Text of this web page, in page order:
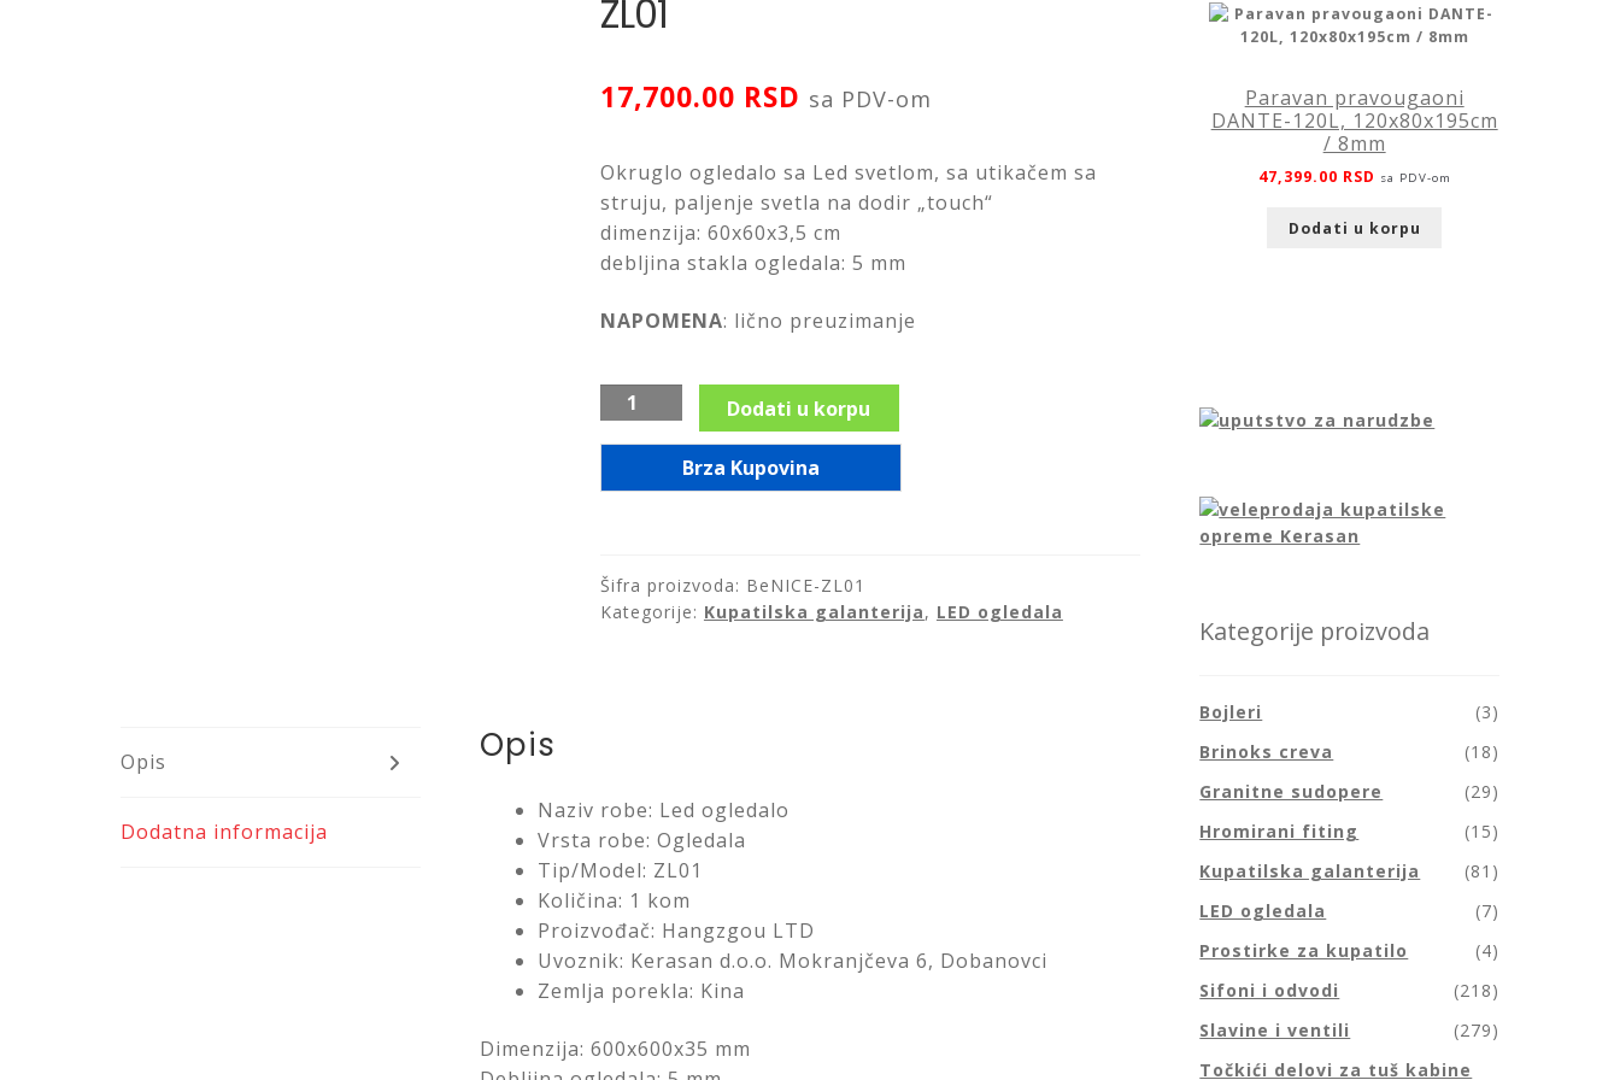
ZL01
17,700.00 RSD sa PDV-om
Okruglo ogledalo sa Led svetlom, sa utikačem sa
struju, paljenje svetla na dodir „touch“
dimenzija: 60x60x3,5 cm
debljina stakla ogledala: 5 mm
NAPOMENA: lično preuzimanje
Ogledalo
sa
svetlom,
ZL01
količina
Dodati u korpu
Brza Kupovina
Šifra proizvoda: BeNICE-ZL01
Kategorije: Kupatilska galanterija, LED ogledala
Opis
Dodatna informacija
Opis
Naziv robe: Led ogledalo
Vrsta robe: Ogledala
Tip/Model: ZL01
Količina: 1 kom
Proizvođač: Hangzgou LTD
Uvoznik: Kerasan d.o.o. Mokranjčeva 6, Dobanovci
Zemlja porekla: Kina
Dimenzija: 600x600x35 mm
Paravan pravougaoni
DANTE-120L, 120x80x195cm
/ 8mm
47,399.00 RSD sa PDV-om
Dodati u korpu
Kategorije proizvoda
Bojleri
(3)
Brinoks creva
(18)
Granitne sudopere
(29)
Hromirani fiting
(15)
Kupatilska galanterija
(81)
LED ogledala
(7)
Prostirke za kupatilo
(4)
Sifoni i odvodi
(218)
Slavine i ventili
(279)
Točkići delovi za tuš kabine